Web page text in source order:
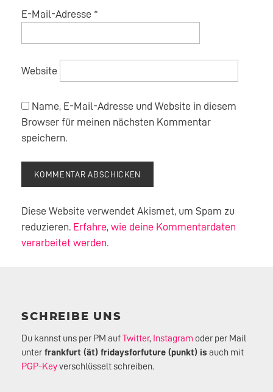
E-Mail-Adresse *
Website
Name, E-Mail-Adresse und Website in diesem
Browser für meinen nächsten Kommentar
speichern.
Diese Website verwendet Akismet, um Spam zu
reduzieren. Erfahre, wie deine Kommentardaten
verarbeitet werden.
SCHREIBE UNS
Du kannst uns per PM aufTwitter, Instagram oder per Mail
unter frankfurt (ät) fridaysforfuture (punkt) is auch mit
PGP-Keyverschlüsselt schreiben.